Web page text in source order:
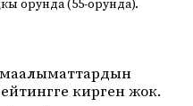
орунда (55-орунда).
кирген жок.